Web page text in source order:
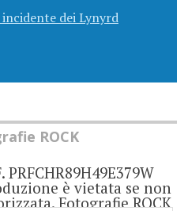
dei Lynyrd
ROCK
è vietata se non
Fotografie ROCK